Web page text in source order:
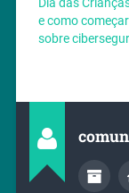
e como
sobre